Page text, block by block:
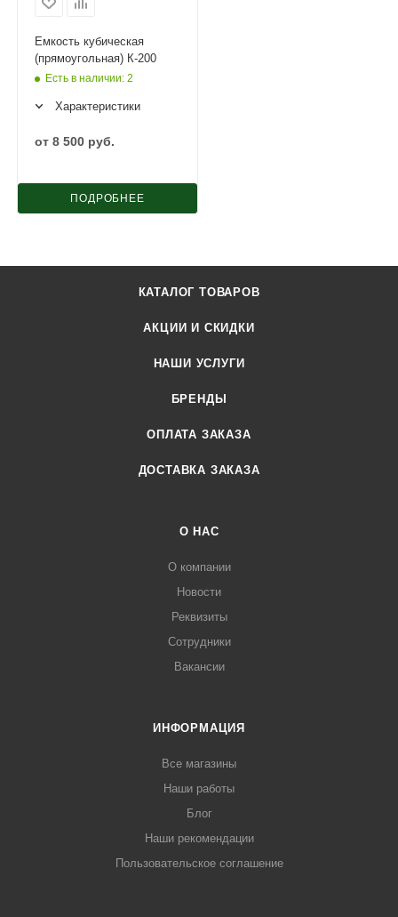
Емкость кубическая
(прямоугольная) К-200
Есть в наличии: 2
Характеристики
от 8 500 руб.
ПОДРОБНЕЕ
КАТАЛОГ ТОВАРОВ
АКЦИИ И СКИДКИ
НАШИ УСЛУГИ
БРЕНДЫ
ОПЛАТА ЗАКАЗА
ДОСТАВКА ЗАКАЗА
О НАС
О компании
Новости
Реквизиты
Сотрудники
Вакансии
ИНФОРМАЦИЯ
Все магазины
Наши работы
Блог
Наши рекомендации
Пользовательское соглашение